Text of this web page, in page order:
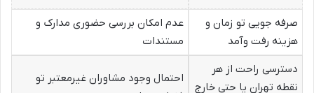
صرفه جویی تو زمان و
هزینه رفت وآمد
عدم امکان بررسی حضوری مدارک و
مستندات
دسترسی راحت از هر
نقطه تهران یا حتی خارج
احتمال وجود مشاوران غیرمعتبر تو